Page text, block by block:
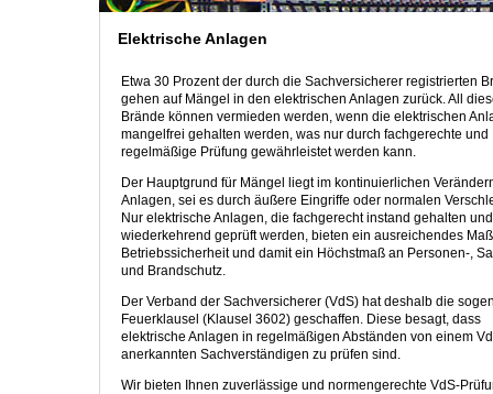
Elektrische Anlagen
Etwa 30 Prozent der durch die Sachversicherer registrierten
gehen auf Mängel in den elektrischen Anlagen zurück. All
Brände können vermieden werden, wenn die elektrischen
mangelfrei gehalten werden, was nur durch fachgerechte und
regelmäßige Prüfung gewährleistet werden kann.
Der Hauptgrund für Mängel liegt im kontinuierlichen
Anlagen, sei es durch äußere Eingriffe oder normalen
Nur elektrische Anlagen, die fachgerecht instand gehalten und
wiederkehrend geprüft werden, bieten ein ausreichendes
Betriebssicherheit und damit ein Höchstmaß an Personen-,
und Brandschutz.
Der Verband der Sachversicherer (VdS) hat deshalb die
Feuerklausel (Klausel 3602) geschaffen. Diese besagt, dass
elektrische Anlagen in regelmäßigen Abständen von einem
anerkannten Sachverständigen zu prüfen sind.
Wir bieten Ihnen zuverlässige und normengerechte VdS-